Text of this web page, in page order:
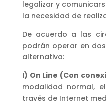
legalizar y
la necesidad de
De acuerdo a las
podrán operar en
alternativa:
I) On Line (Con
modalidad normal,
través de Internet